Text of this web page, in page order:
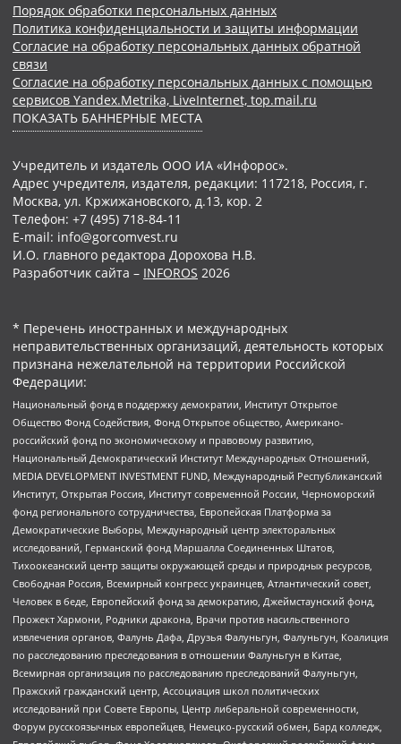
Порядок обработки персональных данных
Политика конфиденциальности и защиты информации
Согласие на обработку персональных данных обратной
связи
Согласие на обработку персональных данных с помощью
сервисов Yandex.Metrika, LiveInternet, top.mail.ru
ПОКАЗАТЬ БАННЕРНЫЕ МЕСТА
Учредитель и издатель ООО ИА «Инфорос».
Адрес учредителя, издателя, редакции: 117218, Россия, г.
Москва, ул. Кржижановского, д.13, кор. 2
Телефон: +7 (495) 718-84-11
E-mail: info@gorcomvest.ru
И.О. главного редактора Дорохова Н.В.
Разработчик сайта – INFOROS 2026
* Перечень иностранных и международных
неправительственных организаций, деятельность которых
признана нежелательной на территории Российской
Федерации:
Национальный фонд в поддержку демократии, Институт Открытое
Общество Фонд Содействия, Фонд Открытое общество, Американо-
российский фонд по экономическому и правовому развитию,
Национальный Демократический Институт Международных Отношений,
MEDIA DEVELOPMENT INVESTMENT FUND, Международный Республиканский
Институт, Открытая Россия, Институт современной России, Черноморский
фонд регионального сотрудничества, Европейская Платформа за
Демократические Выборы, Международный центр электоральных
исследований, Германский фонд Маршалла Соединенных Штатов,
Тихоокеанский центр защиты окружающей среды и природных ресурсов,
Свободная Россия, Всемирный конгресс украинцев, Атлантический совет,
Человек в беде, Европейский фонд за демократию, Джеймстаунский фонд,
Прожект Хармони, Родники дракона, Врачи против насильственного
извлечения органов, Фалунь Дафа, Друзья Фалуньгун, Фалуньгун, Коалиция
по расследованию преследования в отношении Фалуньгун в Китае,
Всемирная организация по расследованию преследований Фалуньгун,
Пражский гражданский центр, Ассоциация школ политических
исследований при Совете Европы, Центр либеральной современности,
Форум русскоязычных европейцев, Немецко-русский обмен, Бард колледж,